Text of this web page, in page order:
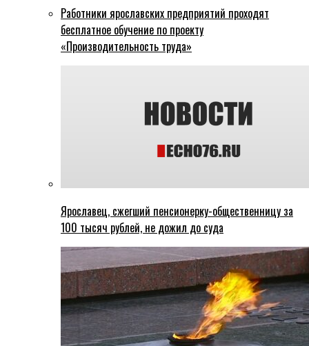
Работники ярославских предприятий проходят
бесплатное обучение по проекту
«Производительность труда»
Ярославец, сжегший пенсионерку-общественницу за
100 тысяч рублей, не дожил до суда